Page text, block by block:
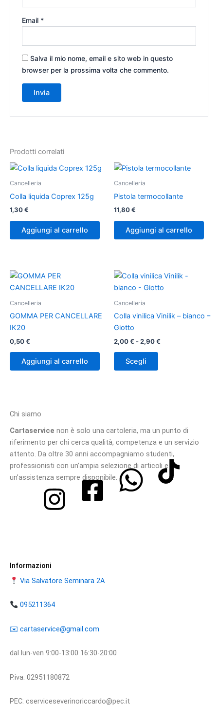
Email *
Salva il mio nome, email e sito web in questo
browser per la prossima volta che commento.
Prodotti correlati
Cancelleria
Colla liquida Coprex 125g
1,30€
Aggiungi al carrello
Cancelleria
Pistola termocollante
11,80€
Aggiungi al carrello
Cancelleria
GOMMA PER CANCELLARE
IK20
0,50€
Aggiungi al carrello
Cancelleria
Colla vinilica Vinilik – bianco –
Giotto
2,00€ -2,90€
Fascia
prezzo:
a
Scegli
Questo
prodotto
opzioni
essere
prodotto
Chi siamo
Cartaservice non è solo una cartoleria, ma un punto di
riferimento per chi cerca qualità, competenza e un servizio
attento. Da oltre 30 anni accompagniamo studenti,
professionisti con un’ampia selezione di articoli e
un’assistenza sempre disponibile.
Informazioni
Via Salvatore Seminara 2A
095211364
​​✉️ ​cartaservice@gmail.com
dal lun-ven 9:00-13:00 16:30-20:00
P.iva: 02951180872
PEC: cserviceseverinoriccardo@pec.it